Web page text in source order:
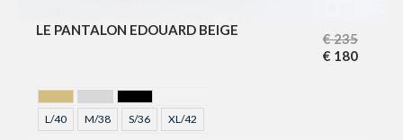
LE PANTALON EDOUARD BEIGE
€235
€ 180
DOREGRISNOIR
L/40 M/38 S/36 XL/42